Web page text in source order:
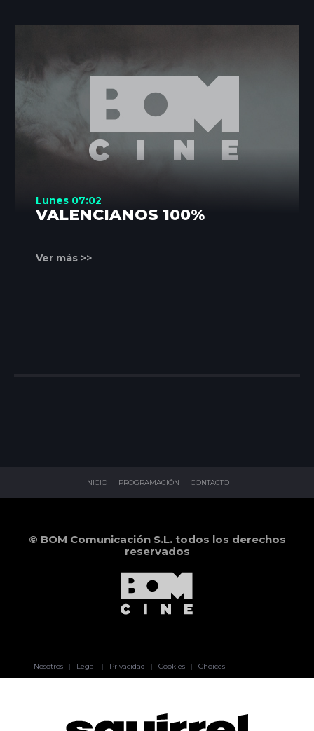
Lunes 07:02
VALENCIANOS 100%
Ver más >>
INICIO PROGRAMACIÓN CONTACTO
© BOM Comunicación S.L. todos los derechos
reservados
Nosotros | Legal | Privacidad | Cookies | Choices